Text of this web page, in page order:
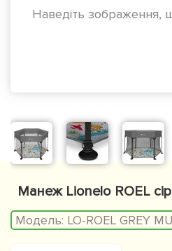
Наведіть зображення,
Манеж Lionelo ROEL
Модель: LO-ROEL GREY